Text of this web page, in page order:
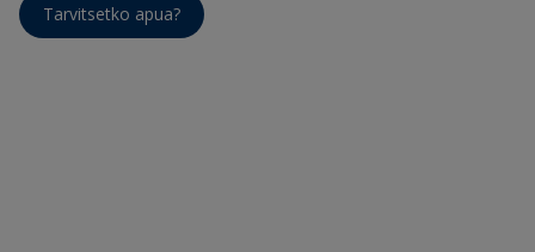
Tarvitsetko apua?